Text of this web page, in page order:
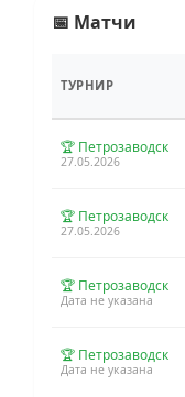
📅 Матчи
ТУРНИР
🏆 Петрозаводск
27.05.2026
🏆 Петрозаводск
27.05.2026
🏆 Петрозаводск
Дата не указана
🏆 Петрозаводск
Дата не указана